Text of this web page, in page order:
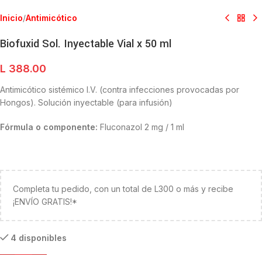
Inicio/Antimicótico
Biofuxid Sol. Inyectable Vial x 50 ml
L 388.00
Antimicótico sistémico I.V. (contra infecciones provocadas por
Hongos). Solución inyectable (para infusión)
Fórmula o componente: Fluconazol 2 mg / 1 ml
Completa tu pedido, con un total de L300 o más y recibe
¡ENVÍO GRATIS!*
4 disponibles